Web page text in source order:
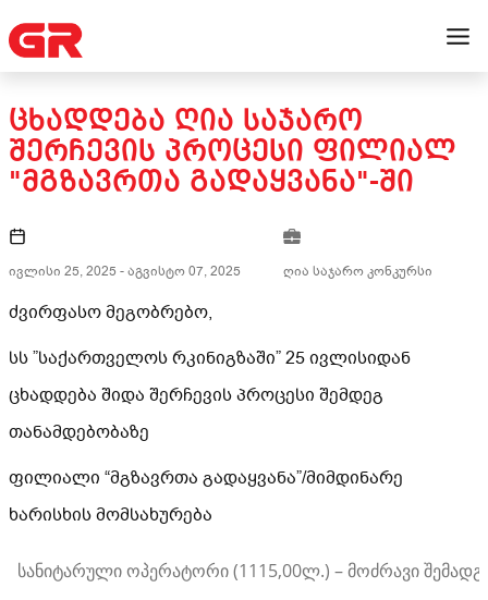
ᲪᲮᲐᲓᲓᲔᲑᲐ ᲦᲘᲐ ᲡᲐᲯᲐᲠᲝ
ᲨᲔᲠᲩᲔᲕᲘᲡ ᲞᲠᲝᲪᲔᲡᲘ ᲤᲘᲚᲘᲐᲚ
"ᲛᲒᲖᲐᲕᲠᲗᲐ ᲒᲐᲓᲐᲧᲕᲐᲜᲐ"-ᲨᲘ
ივლისი 25, 2025 -აგვისტო 07, 2025 ღია საჯარო კონკურსი
ძვირფასო მეგობრებო,
სს ”საქართველოს რკინიგზაში” 25 ივლისიდან
ცხადდება შიდა შერჩევის პროცესი შემდეგ
თანამდებობაზე
ფილიალი “მგზავრთა გადაყვანა”/მიმდინარე
ხარისხის მომსახურება
სანიტარული ოპერატორი (1115,00ლ.) – მოძრავი